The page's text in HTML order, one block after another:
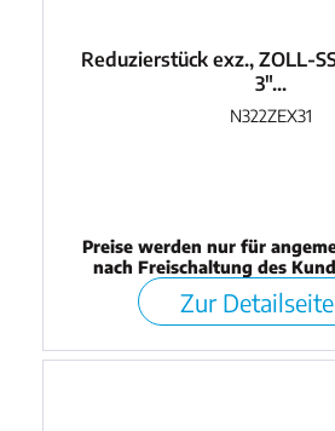
Reduzierstück exz., ZOLL-
3"...
N322ZEX31
Preise werden nur für
nach Freischaltung des
Zur Detailseite